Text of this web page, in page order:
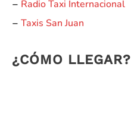
– Radio Taxi Internacional
– Taxis San Juan
¿CÓMO LLEGAR?